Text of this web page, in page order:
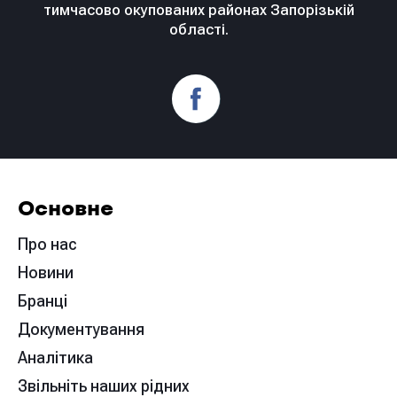
тимчасово окупованих районах Запорізькій
області.
Основне
Про нас
Новини
Бранці
Документування
Аналітика
Звільніть наших рідних